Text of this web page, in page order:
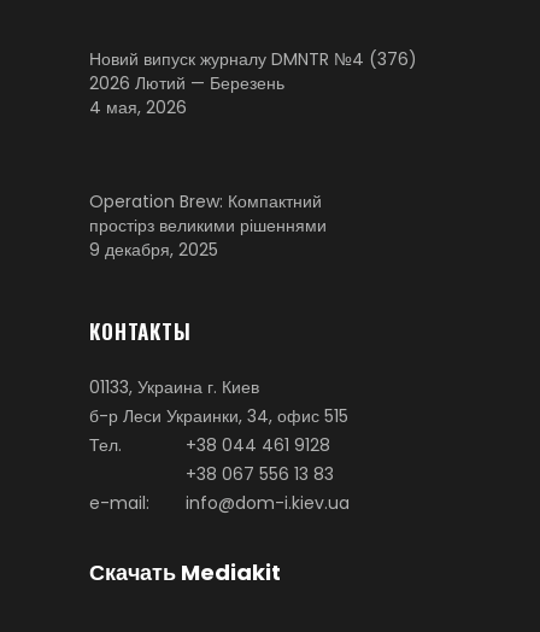
Новий випуск журналу DMNTR №4 (376)
2026 Лютий — Березень
4 мая, 2026
Operation Brew: Компактний
простірз великими рішеннями
9 декабря, 2025
КОНТАКТЫ
01133, Украина г. Киев
б-р Леси Украинки, 34, офис 515
Тел.
+38 044 461 9128
+38 067 556 13 83
e-mail:
info@dom-i.kiev.ua
Скачать Mediakit